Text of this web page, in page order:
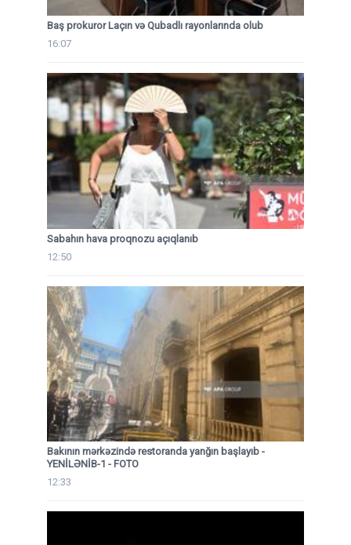
Baş prokuror Laçın və Qubadlı rayonlarında olub
16:07
Sabahın hava proqnozu açıqlanıb
12:50
Bakının mərkəzində restoranda yanğın başlayıb -
YENİLƏNİB-1 - FOTO
12:33